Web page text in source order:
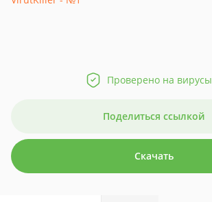
Проверено на вирусы
Поделиться ссылкой
Скачать